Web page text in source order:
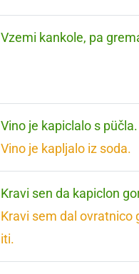
Vzemi kankole, pa
Vino je kapiclalo s püčla.
Vino je kapljalo iz soda.
Kravi sen da kapiclon
Kravi sem dal ovratnico
iti.